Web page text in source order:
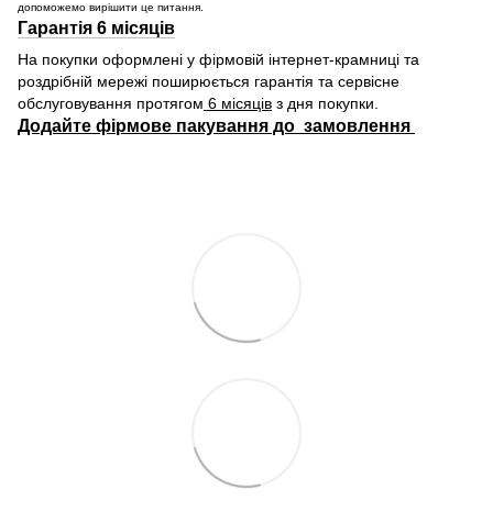
допоможемо вирішити це питання.
Гарантія 6 місяців
На покупки оформлені у фірмовій інтернет-крамниці та
роздрібній мережі поширюється гарантія та сервісне
обслуговування протягом 6 місяців з дня покупки.
Додайте фірмове пакування до замовлення